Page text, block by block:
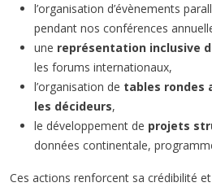
l’organisation d’évènements
pendant nos conférences
une représentation inclusive
les forums internationaux,
l’organisation de tables rondes
les décideurs,
le développement de projets
données continentale,
Ces actions renforcent sa crédibilité